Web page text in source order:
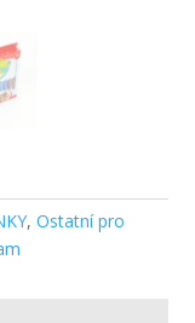
,Ostatní pro